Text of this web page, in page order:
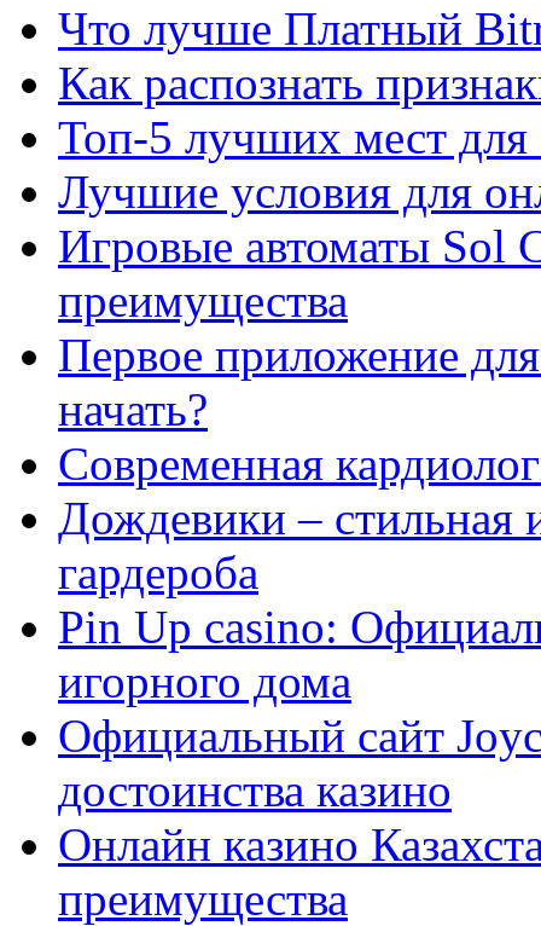
Что лучше Платный
Как распознать
Топ-5 лучших мест для
Лучшие условия для
Игровые автоматы Sol
преимущества
Первое приложение
начать?
Современная
Дождевики – стильная
гардероба
Pin Up casino:
игорного дома
Официальный сайт
достоинства казино
Онлайн казино
преимущества